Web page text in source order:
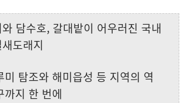
담수호, 갈대밭이 어우러진 국내
도래지
탐조와 해미읍성 등 지역의 역
까지 한 번에